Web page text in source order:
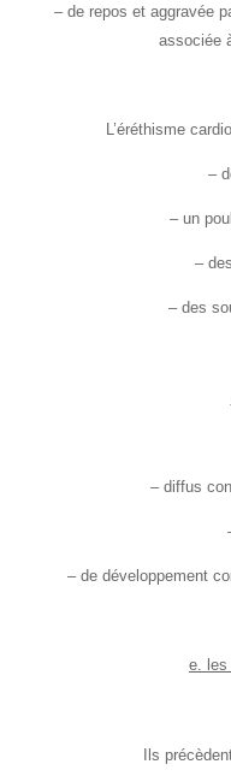
– de repos et aggravée
associée
L’éréthisme
–
– un
–
– des
– diffus
– de développement
e. les
Ils